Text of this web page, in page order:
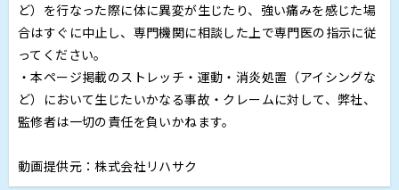
ど）を行なった際に体に異変が生じたり、強い痛みを感じた場
合はすぐに中止し、専門機関に相談した上で専門医の指示に従
ってください。
・本ページ掲載のストレッチ・運動・消炎処置（アイシングな
ど）において生じたいかなる事故・クレームに対して、弊社、
監修者は一切の責任を負いかねます。
動画提供元：株式会社リハサク